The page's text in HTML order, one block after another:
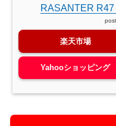
RASANTER
楽天市場
Yahooショッピング